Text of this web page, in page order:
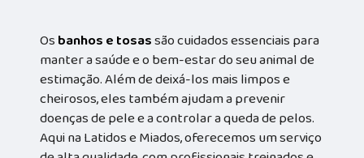
Osbanhos e tosassão cuidados essenciais para
manter a saúde e o bem-estar do seu animal de
estimação. Além de deixá-los mais limpos e
cheirosos, eles também ajudam a prevenir
doenças de pele e a controlar a queda de pelos.
Aqui na Latidos e Miados, oferecemos um serviço